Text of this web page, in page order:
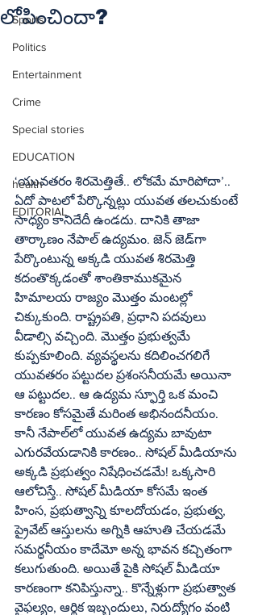
Sports
Politics
Entertainment
Crime
Special stories
EDUCATION
health
EDITORIAL
లోపించిందా?
‘యువతరం శిరమెత్తితే.. లోకమే మారిపోదా’..
ఏదో పాటలో పేర్కొన్నట్లు యువత తలచుకుంటే
సాధ్యం కానిదేదీ ఉండదు. దానికి తాజా
తార్కాణం నేపాల్‌ ఉద్యమం. జెన్‌ జెడ్‌గా
పేర్కొంటున్న అక్కడి యువత శిరమెత్తి
కదంతొక్కడంతో శాంతికాముకమైన
హిమాలయ రాజ్యం మొత్తం మంటల్లో
చిక్కుకుంది. రాష్ట్రపతి, ప్రధాని పదవులు
వీడాల్సి వచ్చింది. మొత్తం ప్రభుత్వమే
కుప్పకూలింది. వ్యవస్థలను కదిలించగలిగే
యువతరం పట్టుదల ప్రశంసనీయమే అయినా
ఆ పట్టుదల.. ఆ ఉద్యమ స్ఫూర్తి ఒక మంచి
కారణం కోసమైతే మరింత అభినందనీయం.
కానీ నేపాల్‌లో యువత ఉద్యమ బావుటా
ఎగురవేయడానికి కారణం.. సోషల్‌ మీడియాను
అక్కడి ప్రభుత్వం నిషేధించడమే! ఒక్కసారి
ఆలోచిస్తే.. సోషల్‌ మీడియా కోసమే ఇంత
హింస, ప్రభుత్వాన్ని కూలదోయడం, ప్రభుత్వ,
ప్రైవేట్‌ ఆస్తులను అగ్నికి ఆహుతి చేయడమే
సమర్థనీయం కాదేమో అన్న భావన కచ్చితంగా
కలుగుతుంది. అయితే పైకి సోషల్‌ మీడియా
కారణంగా కనిపిస్తున్నా.. కొన్నేళ్లుగా ప్రభుత్వాత
వైఫల్యం, ఆర్థిక ఇబ్బందులు, నిరుద్యోగం వంటి